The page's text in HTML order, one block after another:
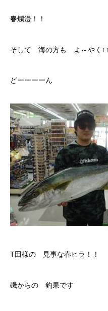
春爛漫！！
そして 海の方も よ～やく
どーーーーん
T田様の 見事な春ヒラ！！
磯からの 釣果です